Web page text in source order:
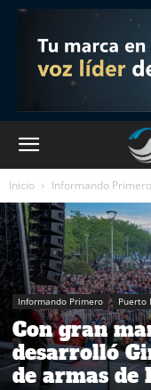
Inicio Informando Primero
Informando Primero Puerto
Con gran
desarrolló
de armas